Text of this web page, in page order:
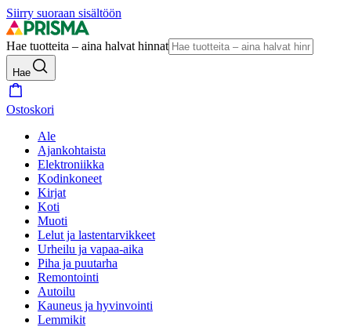
Siirry suoraan sisältöön
Hae tuotteita – aina halvat hinnat
Hae
Ostoskori
Ale
Ajankohtaista
Elektroniikka
Kodinkoneet
Kirjat
Koti
Muoti
Lelut ja lastentarvikkeet
Urheilu ja vapaa-aika
Piha ja puutarha
Remontointi
Autoilu
Kauneus ja hyvinvointi
Lemmikit